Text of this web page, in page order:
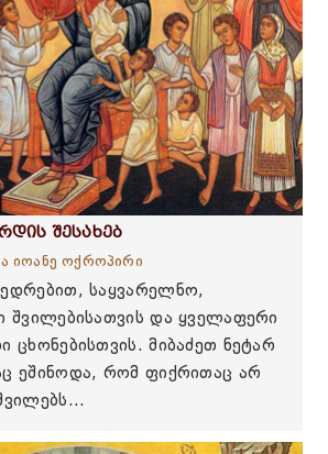
შესახებ
იოანე ოქროპირი
საყვარელნო,
შვილებისათვის და ყველაფერი
ცხონებისთვის. მიბაძეთ ნეტარ
ეშინოდა, რომ ფიქრითაც არ